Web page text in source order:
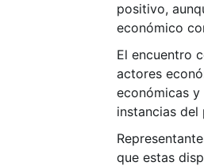
positivo,
económico
El encuentro
actores
económicas
instancias del
que estas